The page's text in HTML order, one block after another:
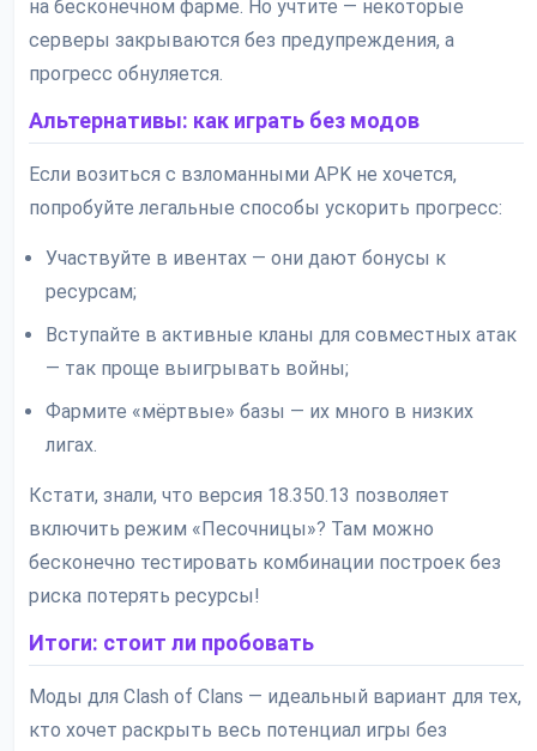
на бесконечном фарме. Но учтите — некоторые
серверы закрываются без предупреждения, а
прогресс обнуляется.
Альтернативы: как играть без модов
Если возиться с взломанными APK не хочется,
попробуйте легальные способы ускорить прогресс:
Участвуйте в ивентах — они дают бонусы к
ресурсам;
Вступайте в активные кланы для совместных атак
— так проще выигрывать войны;
Фармите «мёртвые» базы — их много в низких
лигах.
Кстати, знали, что версия 18.350.13 позволяет
включить режим «Песочницы»? Там можно
бесконечно тестировать комбинации построек без
риска потерять ресурсы!
Итоги: стоит ли пробовать
Моды для Clash of Clans — идеальный вариант для тех,
кто хочет раскрыть весь потенциал игры без